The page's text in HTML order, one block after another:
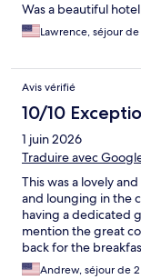
Was a beautiful
Lawrence, séjour de
Avis vérifié
10/10
1 juin 2026
Traduire avec
This was a lovely
and lounging in the
having a dedicated
mention the great
back for the
Andrew, séjour de